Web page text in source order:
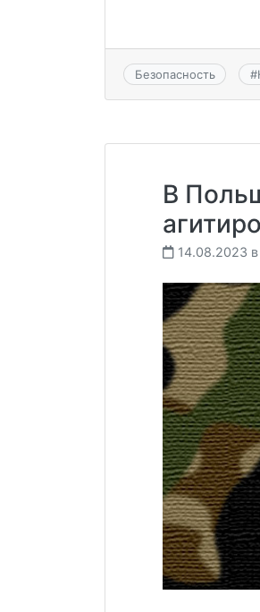
Безопасность #
В
14.08.2023